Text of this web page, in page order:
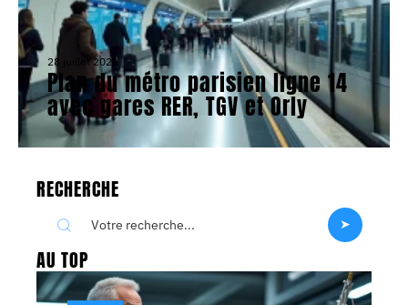
28 juillet 2026
Plan du métro parisien ligne 14
avec gares RER, TGV et Orly
RECHERCHE
AU TOP